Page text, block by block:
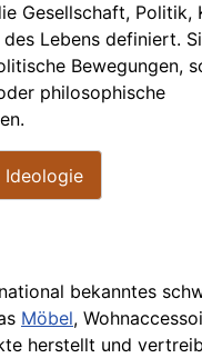
Gesellschaft, Politik,
des Lebens definiert.
Bewegungen,
philosophische
Ideologie
bekanntes
Möbel,
herstellt und